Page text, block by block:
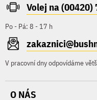
Volej na (00420)
Po - Pá: 8 - 17 h
V pracovní dny odpovídáme
O NÁS